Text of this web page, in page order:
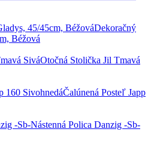
Dekoračný
Béžová
Otočná Stolička Jil Tmavá
Čalúnená Posteľ Japp
Nástenná Polica Danzig -Sb-